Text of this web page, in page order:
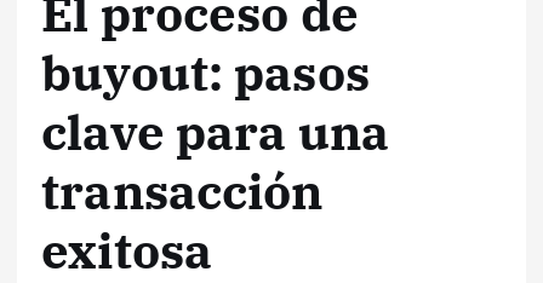
El proceso de
buyout: pasos
clave para una
transacción
exitosa